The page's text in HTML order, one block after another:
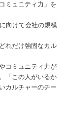
ミュニティ力」を
向けて会社の規模
れだけ強固なカル
コミュニティ力が
「この人がいるか
カルチャーのチー